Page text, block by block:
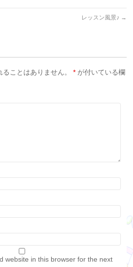
レッスン風景♪ →
ことはありません。 * が付いている欄
website in this browser for the next